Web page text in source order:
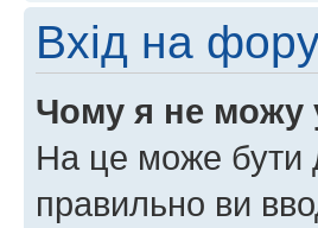
Вхід на
Чому я не можу
На це може бути
правильно ви